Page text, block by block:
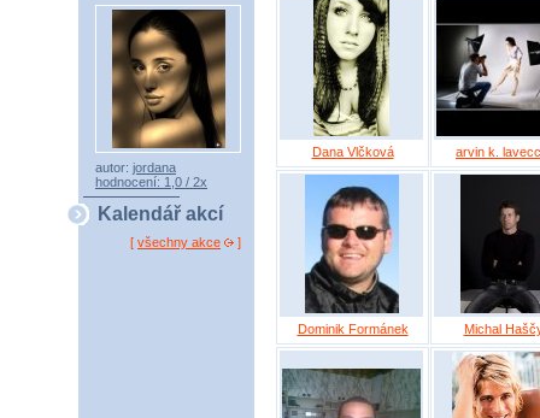
autor: jordana
hodnocení: 1,0 / 2x
Kalendář akcí
[ všechny akce ]
Dana Vlčková arvin k.
Dominik Formánek Michal